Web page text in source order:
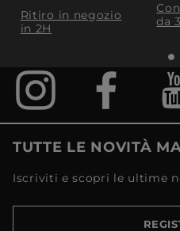
Ritiro in negozio
in 2H
da
TUTTE LE NOVITÀ
Iscriviti e scopri le ultime